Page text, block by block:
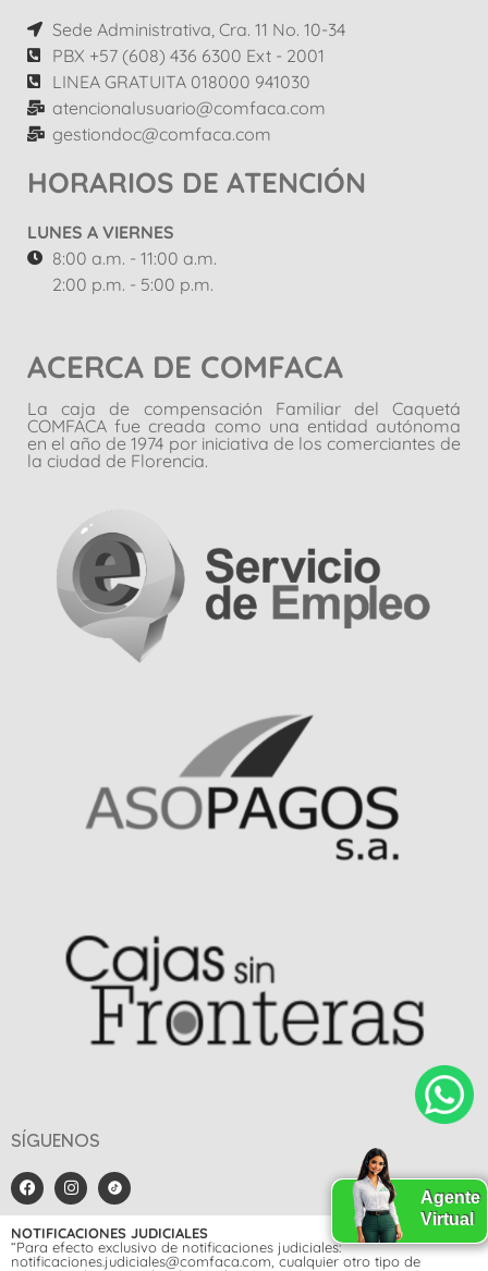
Sede Administrativa, Cra. 11 No. 10-34
PBX +57 (608) 436 6300 Ext - 2001
LINEA GRATUITA 018000 941030
atencionalusuario@comfaca.com
gestiondoc@comfaca.com
HORARIOS DE ATENCIÓN
LUNES A VIERNES
8:00 a.m. - 11:00 a.m.
2:00 p.m. - 5:00 p.m.
ACERCA DE COMFACA
La caja de compensación Familiar del Caquetá
COMFACA fue creada como una entidad autónoma
en el año de 1974 por iniciativa de los comerciantes de
la ciudad de Florencia.
SÍGUENOS
NOTIFICACIONES JUDICIALES
“Para efecto exclusivo de notificaciones judiciales:
notificaciones.judiciales@comfaca.com, cualquier otro tipo de
Agente
Virtual